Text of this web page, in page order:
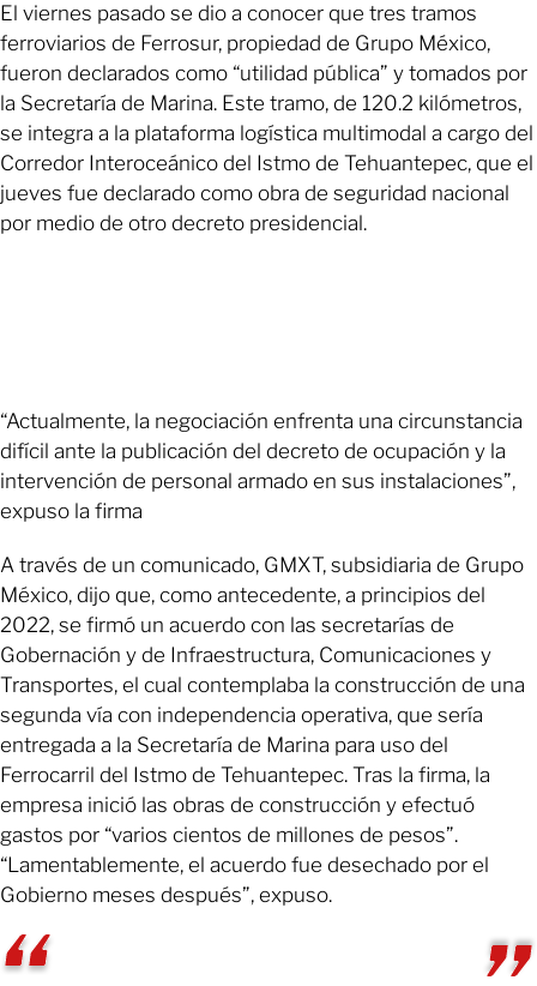
El viernes pasado se dio a conocer que tres tramos
ferroviarios de Ferrosur, propiedad de Grupo México,
fueron declarados como “utilidad pública” y tomados por
la Secretaría de Marina. Este tramo, de 120.2 kilómetros,
se integra a la plataforma logística multimodal a cargo del
Corredor Interoceánico del Istmo de Tehuantepec, que el
jueves fue declarado como obra de seguridad nacional
por medio de otro decreto presidencial.
“Actualmente, la negociación enfrenta una circunstancia
difícil ante la publicación del decreto de ocupación y la
intervención de personal armado en sus instalaciones”,
expuso la firma
A través de un comunicado, GMXT, subsidiaria de Grupo
México, dijo que, como antecedente, a principios del
2022, se firmó un acuerdo con las secretarías de
Gobernación y de Infraestructura, Comunicaciones y
Transportes, el cual contemplaba la construcción de una
segunda vía con independencia operativa, que sería
entregada a la Secretaría de Marina para uso del
Ferrocarril del Istmo de Tehuantepec. Tras la firma, la
empresa inició las obras de construcción y efectuó
gastos por “varios cientos de millones de pesos”.
“Lamentablemente, el acuerdo fue desechado por el
Gobierno meses después”, expuso.